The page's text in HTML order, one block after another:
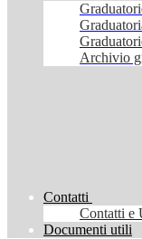
Archivio
Contatti
Contatti e
Documenti utili